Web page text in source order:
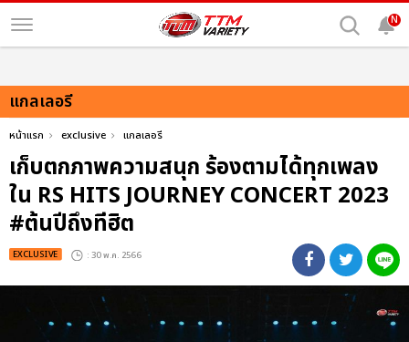
N
แกลเลอรี
หน้าแรก exclusive แกลเลอรี
เก็บตกภาพความสนุก ร้องตามได้ทุกเพลง
ใน RS HITS JOURNEY CONCERT 2023
#ต้นปีถึงทีฮิต
EXCLUSIVE : 30 พ.ค. 2566